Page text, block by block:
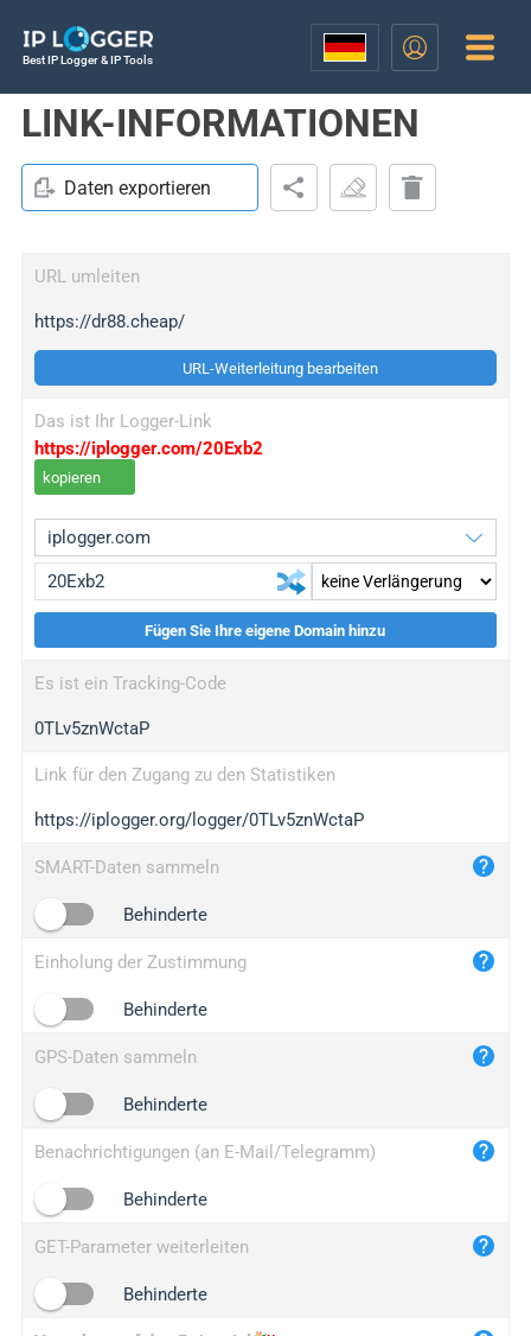
Best IP Logger & IP Tools
LINK-INFORMATIONEN
Daten exportieren
URL umleiten
https://dr88.cheap/
URL-Weiterleitung bearbeiten
Das ist Ihr Logger-Link
https://iplogger.com/20Exb2
kopieren
wl.gl
ed.tc
bc.ax
iplogger.com
maper.info
2no.co
yip.su
iplogger.info
Fügen Sie Ihre eigene Domain hinzu
Es ist ein Tracking-Code
0TLv5znWctaP
Link für den Zugang zu den Statistiken
https://iplogger.org/logger/0TLv5znWctaP
SMART-Daten sammeln
Behinderte
Einholung der Zustimmung
Behinderte
GPS-Daten sammeln
Behinderte
Benachrichtigungen (an E-Mail/Telegramm)
Behinderte
GET-Parameter weiterleiten
Behinderte